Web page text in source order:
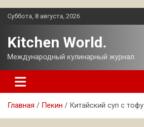
Перейти
Суббота, 8 августа, 2026
Kitchen World.
Международный кулинарный журнал.
Главная Пекин Китайский суп с тофу